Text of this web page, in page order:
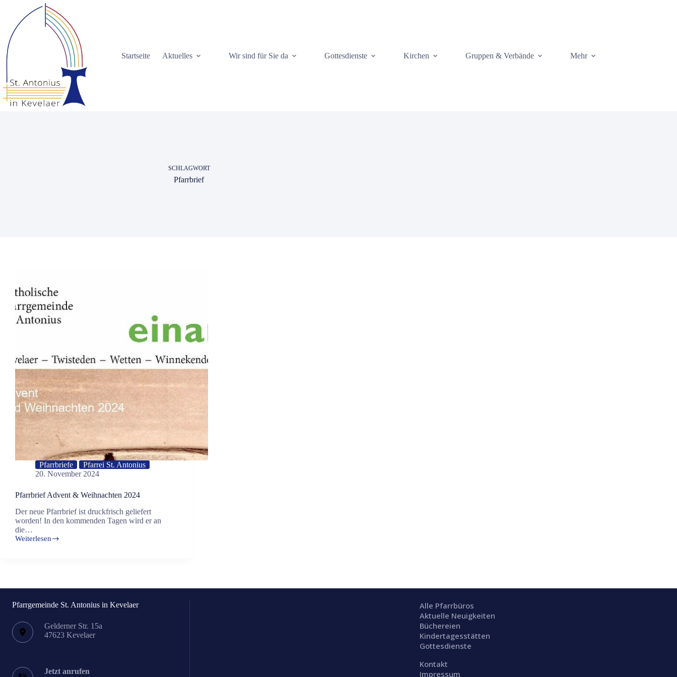
springen
Startseite Aktuelles Wir sind für Sie da Gottesdienste Kirchen Gruppen & Verbände Mehr
SCHLAGWORT
Pfarrbrief
Pfarrbriefe
Pfarrei St. Antonius
20. November 2024
Pfarrbrief Advent & Weihnachten 2024
Der neue Pfarrbrief ist druckfrisch geliefert
worden! In den kommenden Tagen wird er an
die…
Weiterlesen
Pfarrbrief
Pfarrgemeinde St. Antonius in Kevelaer
Gelderner Str. 15a
47623 Kevelaer
Jetzt anrufen
Alle Pfarrbüros
Aktuelle Neuigkeiten
Büchereien
Kindertagesstätten
Gottesdienste
Kontakt
Impressum